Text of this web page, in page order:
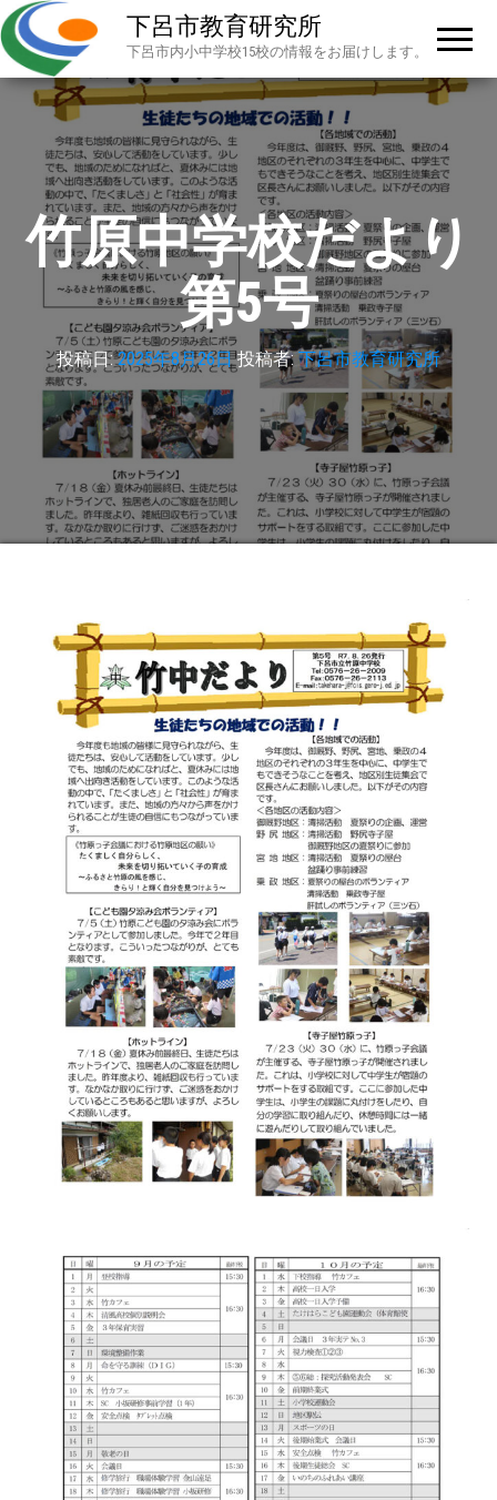
下呂市教育研究所
下呂市内小中学校15校の情報をお届けします。
竹原中学校だより
第5号
投稿日:2025年8月26日投稿者:下呂市教育研究所